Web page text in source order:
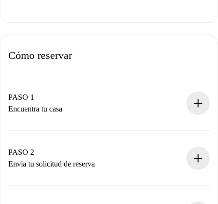
Cómo reservar
PASO 1
Encuentra tu casa
Tienes toda la información necesaria por adelantado.
PASO 2
Envía tu solicitud de reserva